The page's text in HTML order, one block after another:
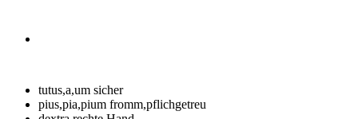
tutus,a,um sicher
pius,pia,pium fromm,pflichgetreu